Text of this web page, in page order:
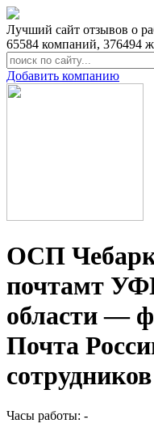
Лучший сайт отзывов о
65584 компаний, 376494
Добавить компанию
ОСП
почтамт
области —
Почта
сотрудников
Часы работы: -